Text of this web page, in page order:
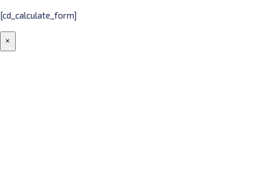
[cd_calculate_form]
×